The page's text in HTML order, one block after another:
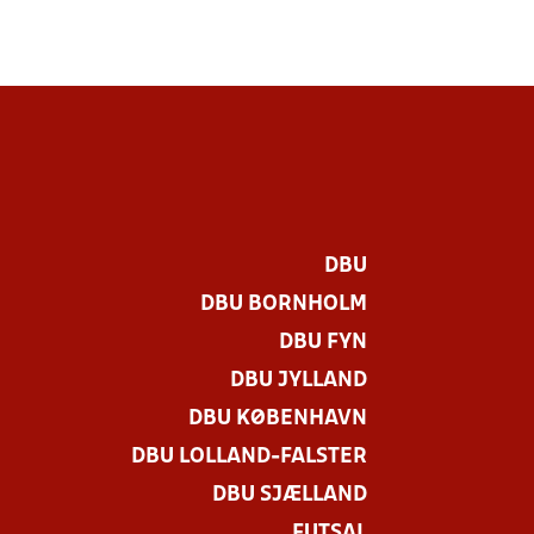
DBU
DBU BORNHOLM
DBU FYN
DBU JYLLAND
DBU KØBENHAVN
DBU LOLLAND-FALSTER
DBU SJÆLLAND